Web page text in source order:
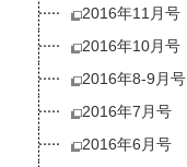
2016年11月号
2016年10月号
2016年8-9月号
2016年7月号
2016年6月号